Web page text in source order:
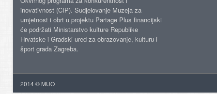
inovativnost (CIP). Sudjelovanje Muzeja za
umjetnost i obrt u projektu Partage Plus financijski
će podržati Ministarstvo kulture Republike
Hrvatske i Gradski ured za obrazovanje, kulturu i
šport grada Zagreba.
2014 © MUO